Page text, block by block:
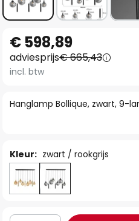
naar
het
begin
de
Hanglamp Bollique, zwart, 9-
€ 598,89
adviesprijs€ 665,43
incl. btw
Kleur: zwart / rookgrijs